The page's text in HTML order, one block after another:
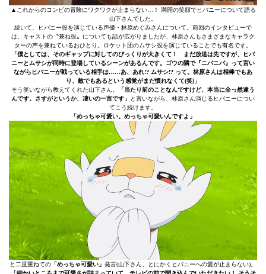
▲これからのコンビの冒険にワクワクが止まらない…！ 満開の笑顔でヒバニーについて語る
山下さんでした。
続いて、ヒバニー役を演じている声優・林原めぐみさんについて。前回のインタビューで
は、キャストの〝兼ね役〟についても話が広がりましたが、林原さんもさまざまなキャラク
ターの声を兼ねているおひとり。ロケット団のムサシ役を演じていることでも有名です。
「僕としては、そのギャップに対してのびっくりが大きくて！ まだ放送は先ですが、ヒバ
ニーとムサシが同時に登場しているシーンがあるんです。ゴウの隣で『ニバニバ』って言い
ながらヒバニーが戦っている相手は……あ、あれ!? ムサシ!? って。林原さんは相棒でもあ
り、敵でもあるという感覚がまだ慣れなくて(笑)」
そう笑いながら教えてくれた山下さん。
「当たり前のことなんですけど、本当に全っ然違う
んです。さすがというか、凄いの一言です」
と言いながら、林原さん演じるヒバニーについ
てこう続けます。
「めっちゃ可愛い。めっちゃ可愛いんですよ」
と二度重ねての 「めっちゃ可愛い」 発言(山下さん、とにかくヒバニーへの愛が止まらない)。